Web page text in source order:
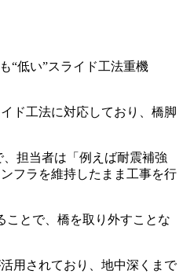
“低い”スライド工法重機
ド工法に対応しており、橋脚
担当者は「例えば耐震補強
フラを維持したまま工事を行
とで、橋を取り外すことな
用されており、地中深くまで